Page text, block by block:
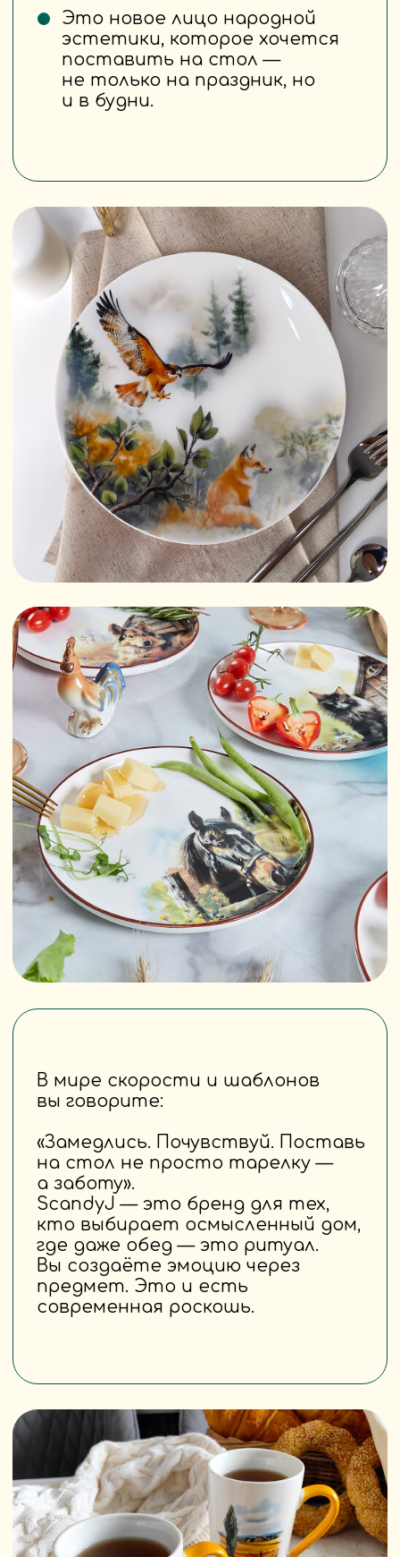
ScandyJ — это бренд,
в который люди хотят вернуться
• не давит скидками — а зовёт
• не продаёт вещи — а создаёт
атмосферу.
Кто стоит за
SCANDYJ
«Мы — семья, которая делает посуду
с душой.
Нас трое: Никита, Виктория и наша
дочка Ксения. Вместе мы и есть
ScandyJ"
ScandyJ родился не как бизнес-
проект, а как желание сохранить
атмосферу дома, тепла и памяти
о детстве — там, где пахнет
пирогами, глиной и чаем
из самовара.
отвечает за стилистику,
настроение, визуальные коллекции
в наших изделиях — её заслуга.
Он находит решения, выстраивает
процессы, работает
с поставщиками, логистикой
и маркетплейсами. Именно
он делает так, чтобы посуда
вовремя попадала в ваши дома.
Ксения — наш главный вдохновитель.
Её рисунки, фразы и взгляд на мир
напоминают нам, ради чего мы всё
это делаем: ради семьи, радости
и простоты.
Мы делаем всё сами